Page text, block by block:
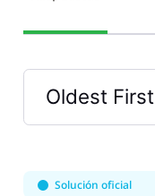
Oldest First
Selected
First
Solución oficial